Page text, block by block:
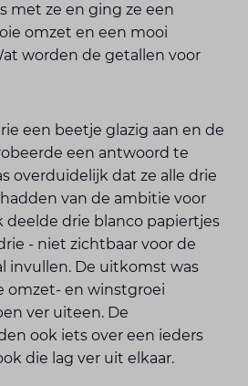
met ze en ging ze een
omzet en een mooi
worden de getallen voor
een beetje glazig aan en de
een antwoord te
overduidelijk dat ze alle drie
van de ambitie voor
deelde drie blanco papiertjes
- niet zichtbaar voor de
invullen. De uitkomst was
omzet- en winstgroei
ver uiteen. De
ook iets over een ieders
die lag ver uit elkaar.